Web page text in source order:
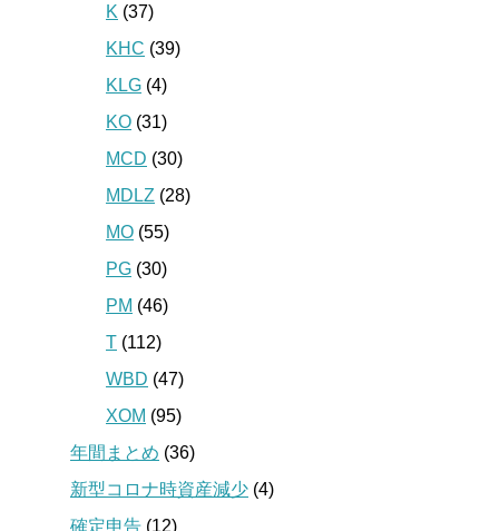
K (37)
KHC (39)
KLG (4)
KO (31)
MCD (30)
MDLZ (28)
MO (55)
PG (30)
PM (46)
T (112)
WBD (47)
XOM (95)
年間まとめ (36)
新型コロナ時資産減少 (4)
確定申告 (12)